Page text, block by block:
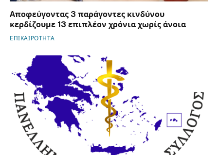
Αποφεύγοντας 3 παράγοντες κινδύνου
κερδίζουμε 13 επιπλέον χρόνια χωρίς άνοια
ΕΠΙΚΑΙΡΟΤΗΤΑ